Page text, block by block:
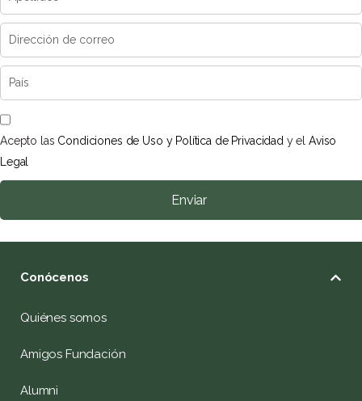
Acepto las Condiciones de Uso y Política de Privacidad y elAviso
Legal
Enviar
Conócenos
Quiénes somos
Amigos Fundación
Alumni